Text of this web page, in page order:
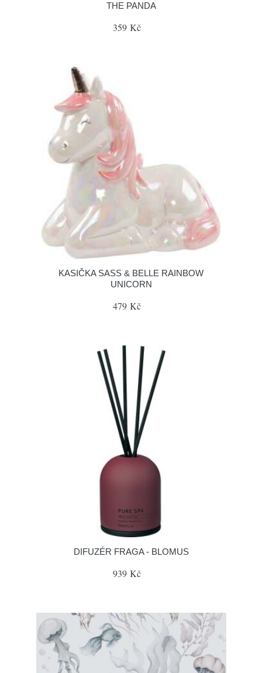
THE PANDA
359 Kč
KASIČKA SASS & BELLE RAINBOW
UNICORN
479 Kč
DIFUZÉR FRAGA - BLOMUS
939 Kč